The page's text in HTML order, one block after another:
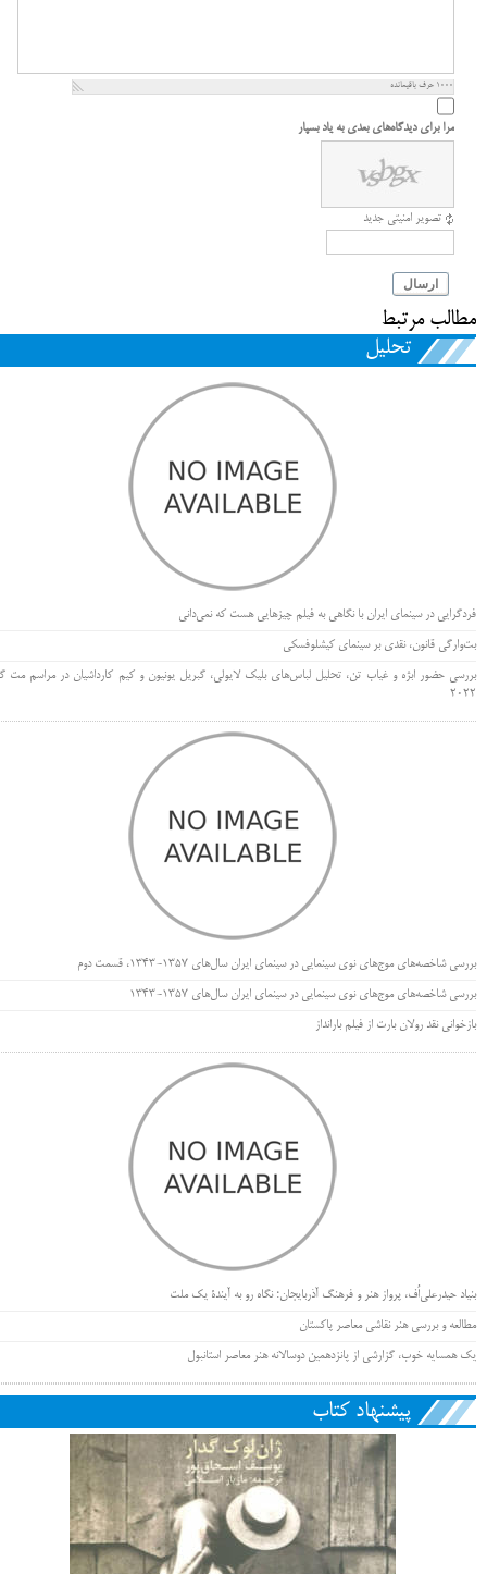
1000 حرف باقیمانده
مرا برای دیدگاه‌های بعدی به یاد بسپار
تصویر امنیتی جدید
ارسال
مطالب مرتبط
تحلیل
فردگرایی در سینمای ایران با نگاهی به فیلم چیزهایی هست که نمی‌دانی
بت‌وارگی قانون، نقدی بر سینمای کیشلوفسکی
بررسی حضور ابژه و غیاب تن، تحلیل لباس‌های بلیک لایولی، گبریل یونیون و کیم کارداشیان در مراسم مت
۲۰۲۲
بررسی شاخصه‌های موج‌های نوی سینمایی در سینمای ایران سال‌های 1357-1343، قسمت دوم
بررسی شاخصه‌های موج‌های نوی سینمایی در سینمای ایران سال‌های 1357-1343
بازخوانی نقد رولان بارت از فیلم بارانداز
بنیاد حیدرعلی‌اُف، پرواز هنر و فرهنگ آذربایجان؛ نگاه رو به آیندۀ یک ملت
مطالعه و بررسی هنر نقاشی معاصر پاکستان
یک همسایه خوب، گزارشی از پانزدهمین دوسالانه هنر معاصر استانبول
پیشنهاد کتاب